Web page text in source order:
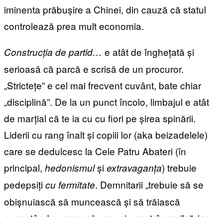
iminenta prăbușire a Chinei, din cauză că statul
controlează prea mult economia.
Construcția de partid… e atât de înghețată și
serioasă că parcă e scrisă de un procuror.
„Strictețe” e cel mai frecvent cuvânt, bate chiar
„disciplină”. De la un punct încolo, limbajul e atât
de marțial că te ia cu cu fiori pe șirea spinării.
Liderii cu rang înalt și copiii lor (aka beizadelele)
care se dedulcesc la Cele Patru Abateri (în
principal, hedonismulșiextravaganța) trebuie
pedepsițicu fermitate. Demnitarii „trebuie să se
obișnuiască să muncească și să trăiască